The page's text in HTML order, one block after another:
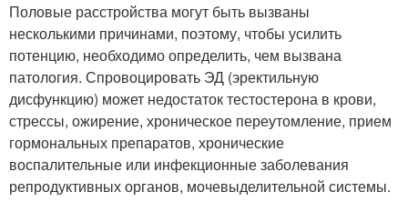
Половые расстройства могут быть вызваны
несколькими причинами, поэтому, чтобы усилить
потенцию, необходимо определить, чем вызвана
патология. Спровоцировать ЭД (эректильную
дисфункцию) может недостаток тестостерона в крови,
стрессы, ожирение, хроническое переутомление, прием
гормональных препаратов, хронические
воспалительные или инфекционные заболевания
репродуктивных органов, мочевыделительной системы.